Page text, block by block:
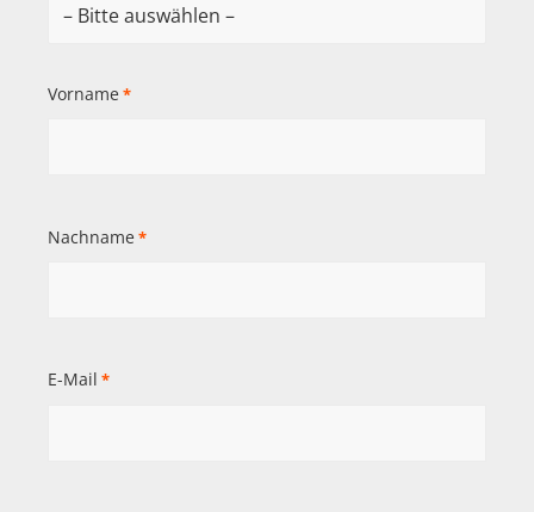
Vorname *
Nachname *
E-Mail *